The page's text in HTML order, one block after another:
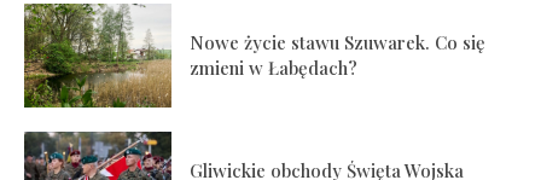
Nowe życie stawu Szuwarek. Co się
zmieni w Łabędach?
Gliwickie obchody Święta Wojska